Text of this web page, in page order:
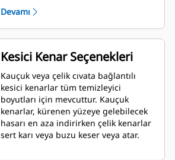
olmayan kauçuk kesici kenar seçeneği,
Mikro Yükleyici Ataşman Değiştirici
kullanan tüm modellere uyum
sağlayacak şekilde 2,6 m (8 ft), 3,2 m
(10 ft) ve 3,8 m (12 ft) boyutlarında
mevcuttur.
Devamı
Kesici Kenar Seçenekleri
Kauçuk veya çelik cıvata bağlantılı
kesici kenarlar tüm temizleyici
boyutları için mevcuttur. Kauçuk
kenarlar, kürenen yüzeye gelebilecek
hasarı en aza indirirken çelik kenarlar
sert karı veya buzu keser veya atar.